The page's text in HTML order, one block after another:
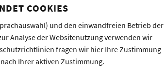
COOKIES
und den einwandfreien Betrieb der
Analyse der Websitenutzung verwenden wir
fragen wir hier Ihre Zustimmung
Ihrer aktiven Zustimmung.
Bildlesekompetenz ist
und für die
bisher nicht vor.
Lücke in der
11.